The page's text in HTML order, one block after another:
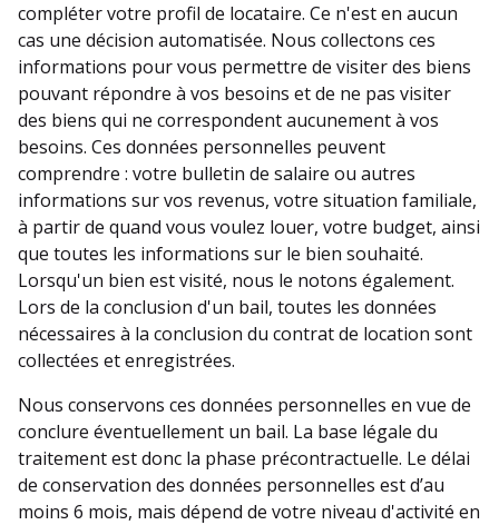
compléter votre profil de locataire. Ce n'est en aucun
cas une décision automatisée. Nous collectons ces
informations pour vous permettre de visiter des biens
pouvant répondre à vos besoins et de ne pas visiter
des biens qui ne correspondent aucunement à vos
besoins. Ces données personnelles peuvent
comprendre : votre bulletin de salaire ou autres
informations sur vos revenus, votre situation familiale,
à partir de quand vous voulez louer, votre budget, ainsi
que toutes les informations sur le bien souhaité.
Lorsqu'un bien est visité, nous le notons également.
Lors de la conclusion d'un bail, toutes les données
nécessaires à la conclusion du contrat de location sont
collectées et enregistrées.
Nous conservons ces données personnelles en vue de
conclure éventuellement un bail. La base légale du
traitement est donc la phase précontractuelle. Le délai
de conservation des données personnelles est d’au
moins 6 mois, mais dépend de votre niveau d'activité en